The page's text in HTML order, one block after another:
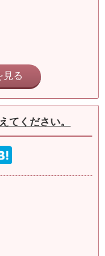
見る
てください。